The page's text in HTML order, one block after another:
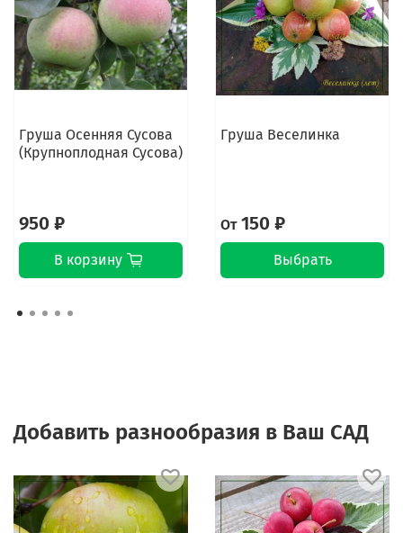
Груша Осенняя Сусова
(Крупноплодная Сусова)
950 ₽
В корзину
Груша Веселинка
От150 ₽
Выбрать
Добавить разнообразия в Ваш САД